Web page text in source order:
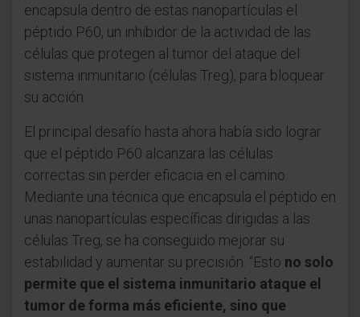
encapsula dentro de estas nanopartículas el
péptido P60, un inhibidor de la actividad de las
células que protegen al tumor del ataque del
sistema inmunitario (células Treg), para bloquear
su acción.
El principal desafío hasta ahora había sido lograr
que el péptido P60 alcanzara las células
correctas sin perder eficacia en el camino.
Mediante una técnica que encapsula el péptido en
unas nanopartículas específicas dirigidas a las
células Treg, se ha conseguido mejorar su
estabilidad y aumentar su precisión. “Esto no solo
permite que el sistema inmunitario ataque el
tumor de forma más eficiente, sino que